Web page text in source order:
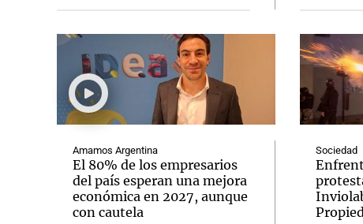
Amamos Argentina
El 80% de los empresarios
del país esperan una mejora
económica en 2027, aunque
con cautela
Sociedad